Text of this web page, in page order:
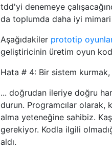
tdd'yi denemeye
da toplumda daha iyi
Aşağıdakiler prototip
geliştiricinin üretim oyun
Hata # 4: Bir sistem
... doğrudan ileriye doğru
durun. Programcılar olarak,
alma yeteneğine sahibiz.
gerekiyor. Kodla ilgili
aldı.